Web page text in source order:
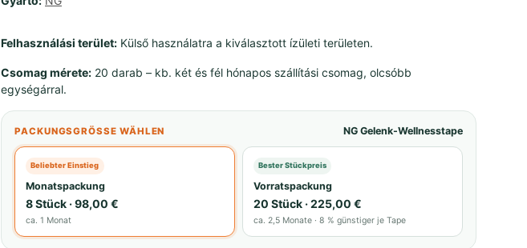
Felhasználási terület: Külső használatra a kiválasztott ízületi területen.
Csomag mérete: 20 darab – kb. két és fél hónapos szállítási csomag, olcsóbb
egységárral.
PACKUNGSGRÖSSE WÄHLEN NG Gelenk-Wellnesstape
Beliebter Einstieg
Monatspackung
8 Stück · 98,00 €
ca. 1 Monat
Bester Stückpreis
Vorratspackung
20 Stück · 225,00 €
ca. 2,5 Monate · 8 % günstiger je Tape